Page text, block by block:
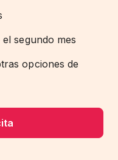
segundo mes
opciones de